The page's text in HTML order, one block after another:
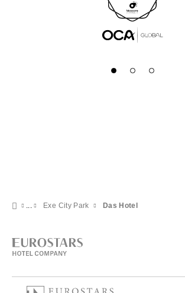
Exe City Park Das Hotel